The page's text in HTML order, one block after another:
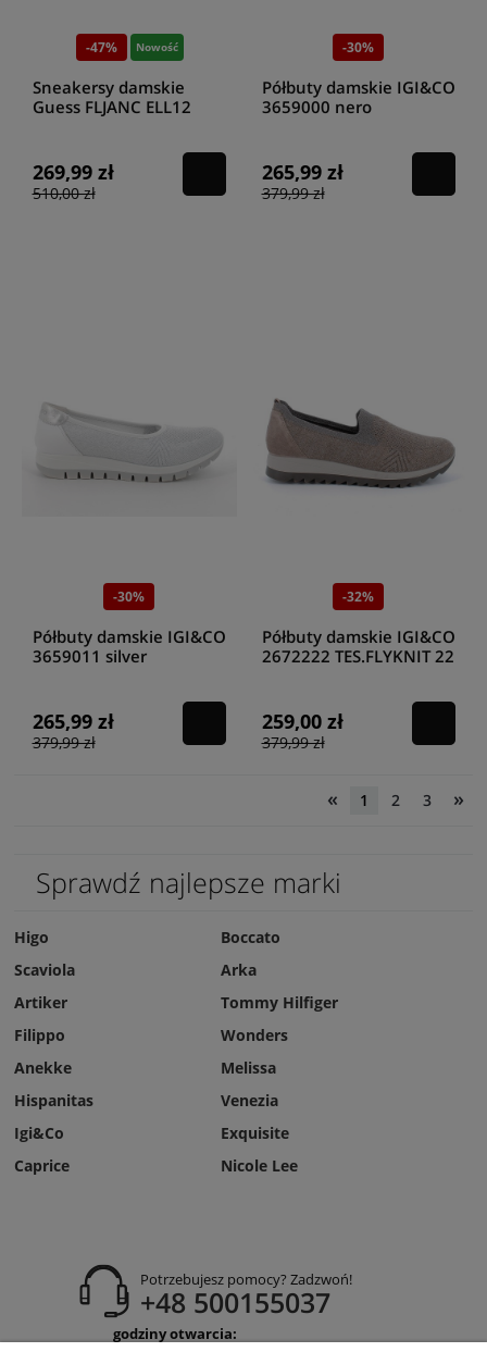
-47% Nowość
Sneakersy damskie
Guess FLJANC ELL12
269,99 zł
510,00 zł
-30%
Półbuty damskie IGI&CO
3659000 nero
265,99 zł
379,99 zł
-30%
Półbuty damskie IGI&CO
3659011 silver
265,99 zł
379,99 zł
-32%
Półbuty damskie IGI&CO
2672222 TES.FLYKNIT 22
259,00 zł
379,99 zł
« 1 2 3 »
Sprawdź najlepsze marki
Higo
Scaviola
Artiker
Filippo
Boccato
Arka
Tommy Hilfiger
Wonders
Anekke
Hispanitas
Igi&Co
Caprice
Melissa
Venezia
Exquisite
Nicole Lee
Potrzebujesz pomocy? Zadzwoń!
+48 500155037
godziny otwarcia: